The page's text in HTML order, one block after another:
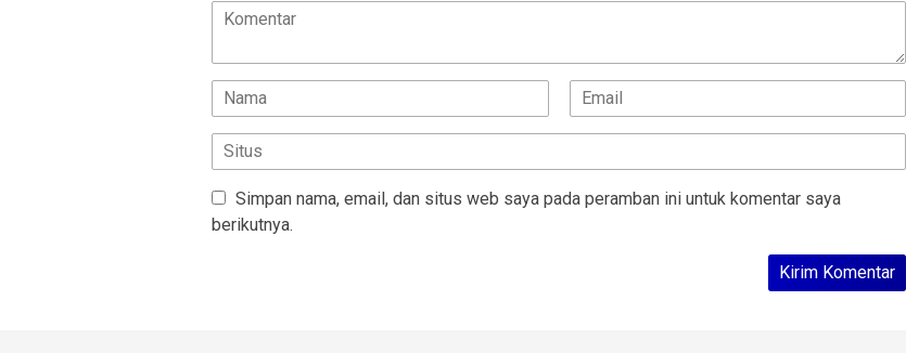
Simpan nama, email, dan situs web saya pada peramban ini untuk komentar saya
berikutnya.